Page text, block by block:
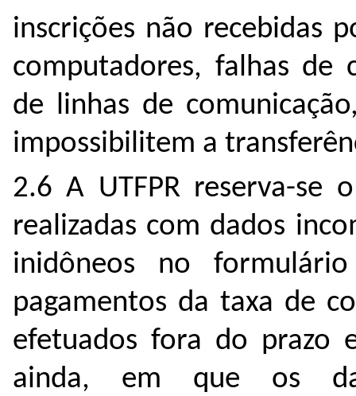
inscrições não recebidas
computadores, falhas de
de linhas de
impossibilitem a
2.6 A UTFPR reserva-se
realizadas com dados
inidôneos no
pagamentos da taxa de
efetuados fora do prazo
ainda, em que os